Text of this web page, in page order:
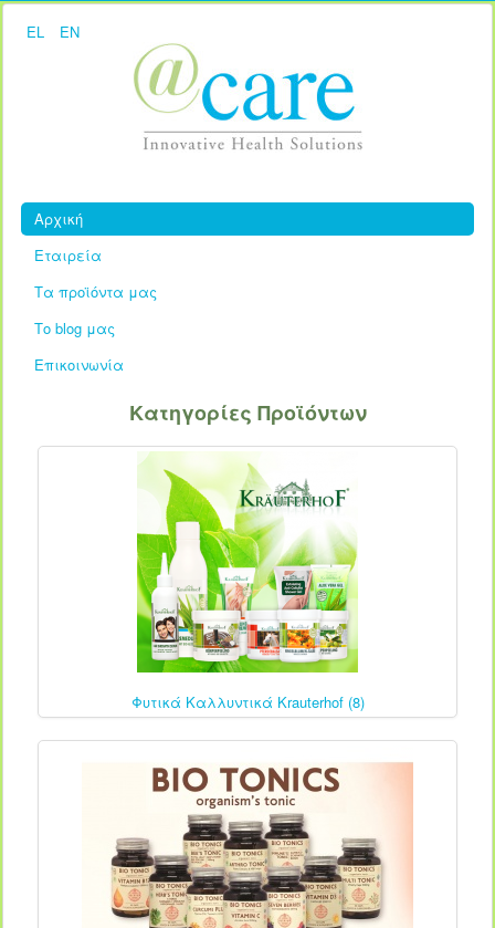
EL EN
Αρχική
Εταιρεία
Τα προϊόντα μας
Το blog μας
Επικοινωνία
Κατηγορίες Προϊόντων
Φυτικά Καλλυντικά Krauterhof (8)